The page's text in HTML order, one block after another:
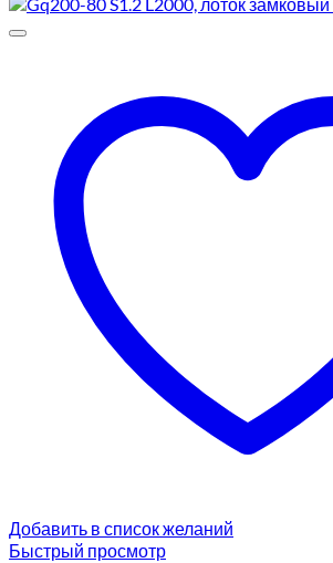
Добавить в список желаний
Быстрый просмотр